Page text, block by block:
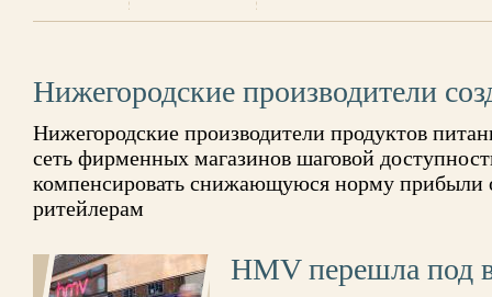
Нижегородские производители
Нижегородские производители продуктов
сеть фирменных магазинов шаговой
компенсировать снижающуюся норму прибыли
ритейлерам
HMV перешла под